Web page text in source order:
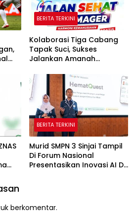
BERITA TERKINI
Kolaborasi Tiga Cabang
Tapak Suci, Sukses
Jalankan Amanah
Gubernur Sulawesi Selatan
BERITA TERKINI
Murid SMPN 3 Sinjai Tampil
Di Forum Nasional
Presentasikan Inovasi AI Di
berkomentar.